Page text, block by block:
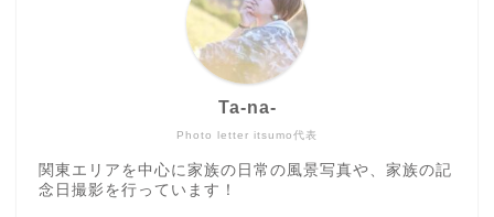
Photo letter itsumo代表
Ta-na-
関東エリアを中心に家族の日常の風景写真や、家族の記
念日撮影を行っています！